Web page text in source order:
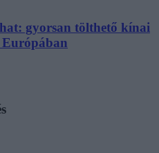
gyorsan tölthető kínai